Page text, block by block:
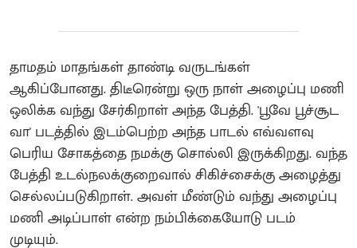
தாமதம் மாதங்கள் தாண்டி வருடங்கள்
ஆகிப்போனது. திடீரென்று ஒரு நாள் அழைப்பு மணி
ஒலிக்க வந்து சேர்கிறாள் அந்த பேத்தி. 'பூவே பூச்சூட
வா' படத்தில் இடம்பெற்ற அந்த பாடல் எவ்வளவு
பெரிய சோகத்தை நமக்கு சொல்லி இருக்கிறது. வந்த
பேத்தி உடல்நலக்குறைவால் சிகிச்சைக்கு அழைத்து
செல்லப்படுகிறாள். அவள் மீண்டும் வந்து அழைப்பு
மணி அடிப்பாள் என்ற நம்பிக்கையோடு படம்
முடியும்.